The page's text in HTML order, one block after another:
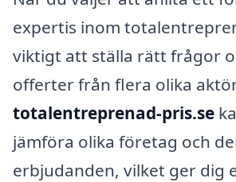
expertis inom
viktigt att ställa rätt frågor
offerter från flera olika
totalentreprenad-pris.se
jämföra olika företag och
erbjudanden, vilket ger dig